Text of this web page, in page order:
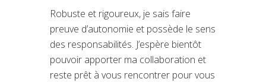
Robuste et rigoureux, je sais faire
preuve d’autonomie et possède le sens
des responsabilités. J’espère bientôt
pouvoir apporter ma collaboration et
reste prêt à vous rencontrer pour vous